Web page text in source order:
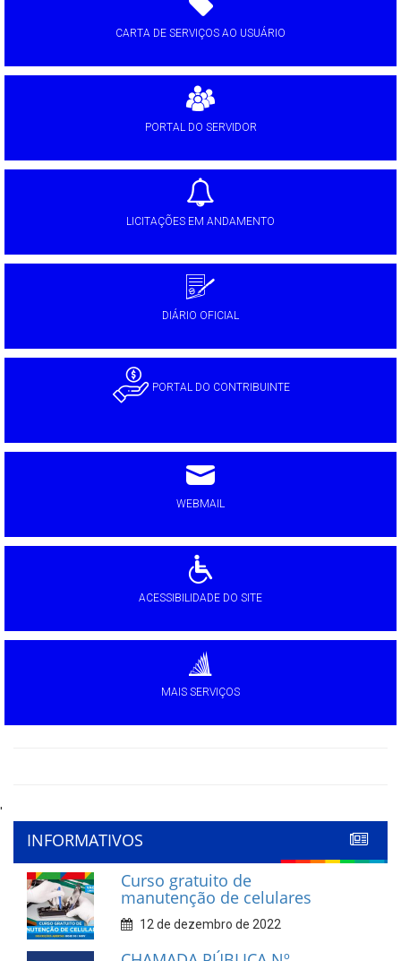
CARTA DE SERVIÇOS AO USUÁRIO
PORTAL DO SERVIDOR
LICITAÇÕES EM ANDAMENTO
DIÁRIO OFICIAL
PORTAL DO CONTRIBUINTE
WEBMAIL
ACESSIBILIDADE DO SITE
MAIS SERVIÇOS
'
INFORMATIVOS
Curso gratuito de
manutenção de celulares
12 de dezembro de 2022